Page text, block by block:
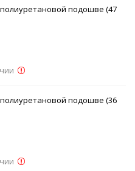
подошве (47
подошве (36